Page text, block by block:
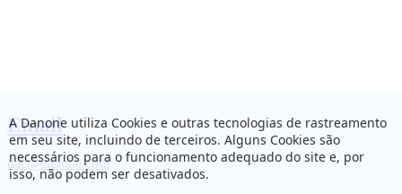
Email
dac@danone.com
A Danone utiliza Cookies e outras tecnologias de rastreamento
em seu site, incluindo de terceiros. Alguns Cookies são
necessários para o funcionamento adequado do site e, por
isso, não podem ser desativados.